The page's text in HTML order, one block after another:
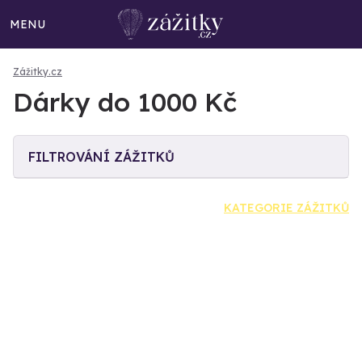
MENU
Zážitky.cz
Dárky do 1000 Kč
FILTROVÁNÍ ZÁŽITKŮ
KATEGORIE ZÁŽITKŮ